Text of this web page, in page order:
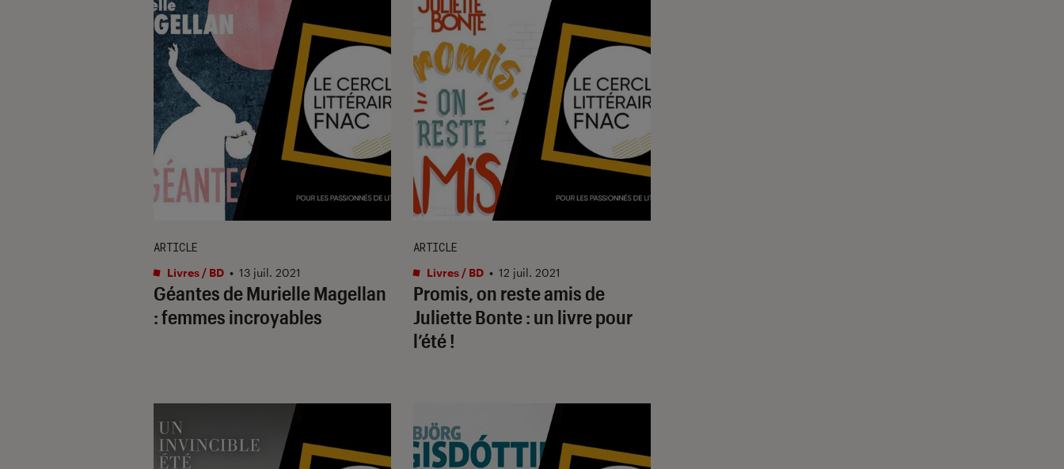
Géantes de Murielle Magellan
: femmes incroyables
ARTICLE
Livres / BD • 13 juil. 2021
Promis, on reste amis de
Juliette Bonte : un livre pour
l’été !
ARTICLE
Livres / BD • 12 juil. 2021